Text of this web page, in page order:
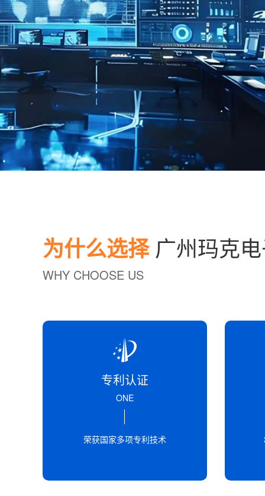
为什么选择 广州玛克
WHY CHOOSE US
专利认证
ONE
荣获国家多项专利技术